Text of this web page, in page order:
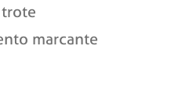
marcante